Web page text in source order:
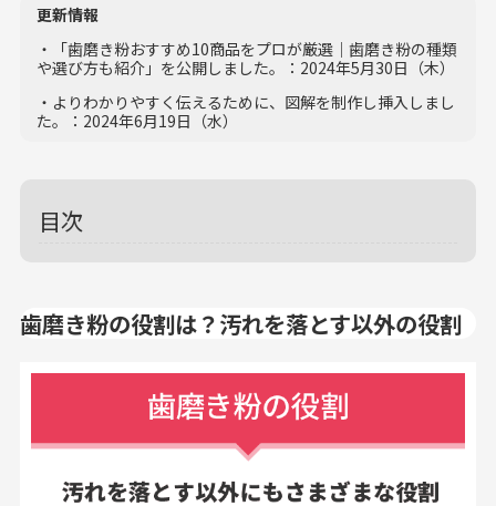
更新情報
・「歯磨き粉おすすめ10商品をプロが厳選｜歯磨き粉の種類
や選び方も紹介」を公開しました。：2024年5月30日（木）
・よりわかりやすく伝えるために、図解を制作し挿入しまし
た。：2024年6月19日（水）
目次
歯磨き粉の役割は？汚れを落とす以外の役割